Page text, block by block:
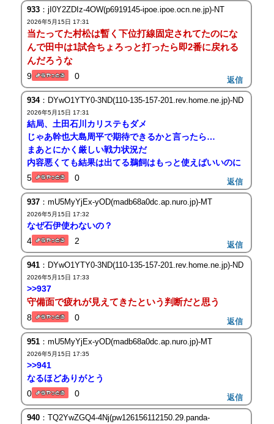
933：jI0Y2ZDIz-4OW(p6919145-ipoe.ipoe.ocn.ne.jp)-NT
2026年5月15日 17:31
当たってた村松は暫く下位打線固定されてたのにな
んで田中は1試合ちょろっと打ったら即2番に戻れる
んだろうな
9 0 返信
934：DYwO1YTY0-3ND(110-135-157-201.rev.home.ne.jp)-ND
2026年5月15日 17:31
結局、土田石川カリステもダメ
じゃあ幹也大島周平で期待できるかと言ったら…
まあとにかく厳しい戦力状況だ
内容悪くても結果は出てる鵜飼はもっと使えばいいのに
5
0 返信
937：mU5MyYjEx-yOD(madb68a0dc.ap.nuro.jp)-MT
2026年5月15日 17:32
なぜ石伊使わないの？
4
2 返信
941：DYwO1YTY0-3ND(110-135-157-201.rev.home.ne.jp)-ND
2026年5月15日 17:33
>>937
守備面で疲れが見えてきたという判断だと思う
8 0 返信
951：mU5MyYjEx-yOD(madb68a0dc.ap.nuro.jp)-MT
2026年5月15日 17:35
>>941
なるほどありがとう
0
0 返信
940：TQ2YwZGQ4-4Nj(pw126156112150.29.panda-